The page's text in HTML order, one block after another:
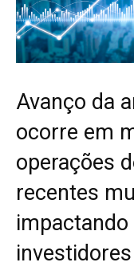
Avanço da
ocorre em
operações
recentes